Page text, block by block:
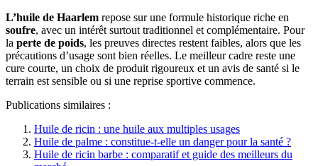
L’huile de Haarlem repose sur une formule historique riche en
soufre, avec un intérêt surtout traditionnel et complémentaire. Pour
la perte de poids, les preuves directes restent faibles, alors que les
précautions d’usage sont bien réelles. Le meilleur cadre reste une
cure courte, un choix de produit rigoureux et un avis de santé si le
terrain est sensible ou si une reprise sportive commence.
Publications similaires :
Huile de ricin : une huile aux multiples usages
Huile de palme : constitue-t-elle un danger pour la santé ?
Huile de ricin barbe : comparatif et guide des meilleurs du